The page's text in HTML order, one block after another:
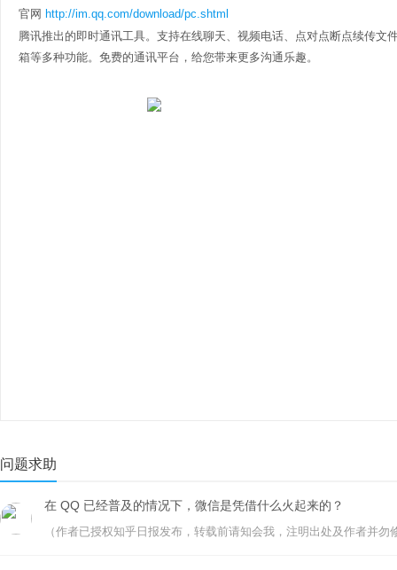
官网 http://im.qq.com/download/pc.shtml
腾讯推出的即时通讯工具。支持在线聊天、视频电话、点对点断点续传文
箱等多种功能。免费的通讯平台，给您带来更多沟通乐趣。
问题求助
在 QQ 已经普及的情况下，微信是凭借什么火起来的？